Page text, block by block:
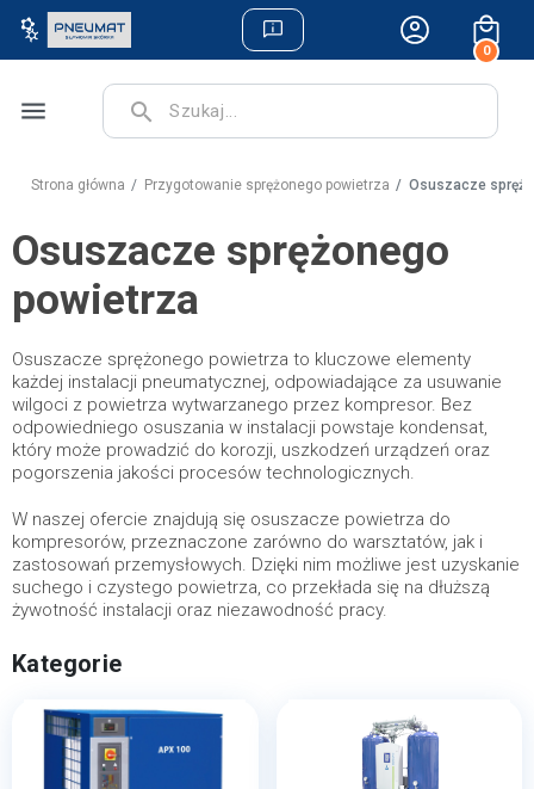
0
menu search
Strona główna Przygotowanie sprężonego powietrza Osuszacze
Osuszacze sprężonego
powietrza
Osuszacze sprężonego powietrza to kluczowe elementy
każdej instalacji pneumatycznej, odpowiadające za usuwanie
wilgoci z powietrza wytwarzanego przez kompresor. Bez
odpowiedniego osuszania w instalacji powstaje kondensat,
który może prowadzić do korozji, uszkodzeń urządzeń oraz
pogorszenia jakości procesów technologicznych.
W naszej ofercie znajdują się osuszacze powietrza do
kompresorów, przeznaczone zarówno do warsztatów, jak i
zastosowań przemysłowych. Dzięki nim możliwe jest uzyskanie
suchego i czystego powietrza, co przekłada się na dłuższą
żywotność instalacji oraz niezawodność pracy.
Kategorie